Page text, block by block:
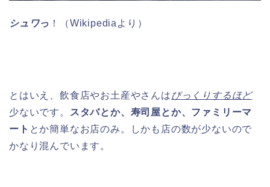
シュワっ ！（Wikipediaより）
とはいえ、飲食店やお土産やさんはびっくりするほど
少ないです。 スタバとか、寿司屋とか、ファミリーマ
ート とか簡単なお店のみ。しかも店の数が少ないので
かなり混んでいます。